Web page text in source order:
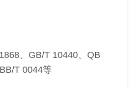
、GB/T 10440、QB
T 0044等